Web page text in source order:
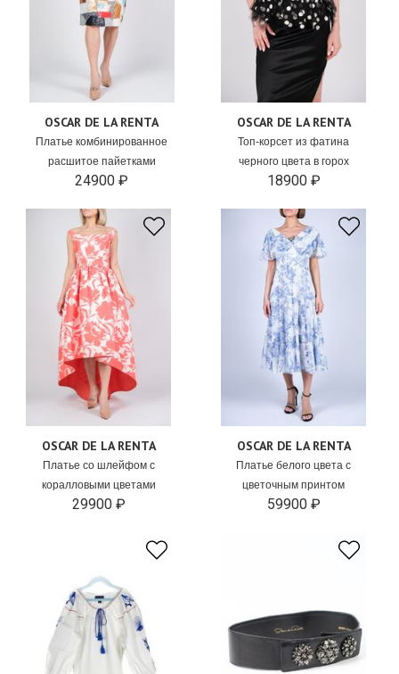
OSCAR DE LA RENTA
Платье комбинированное
расшитое пайетками
24900 ₽
OSCAR DE LA RENTA
Топ-корсет из фатина
черного цвета в горох
18900 ₽
OSCAR DE LA RENTA
Платье со шлейфом с
коралловыми цветами
29900 ₽
OSCAR DE LA RENTA
Платье белого цвета с
цветочным принтом
59900 ₽